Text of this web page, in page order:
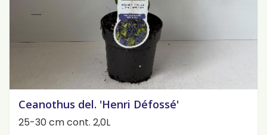
Ceanothus del. 'Henri Défossé'
25-30 cm cont. 2,0L